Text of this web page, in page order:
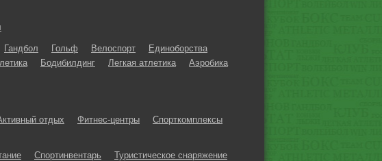
Гандбол Гольф Велоспорт
Единоборства
Бодибилдинг Легкая атлетика
Аэробика
отдых Фитнес-центры
Спорткомплексы
Спортинвентарь
Туристическое снаряжение